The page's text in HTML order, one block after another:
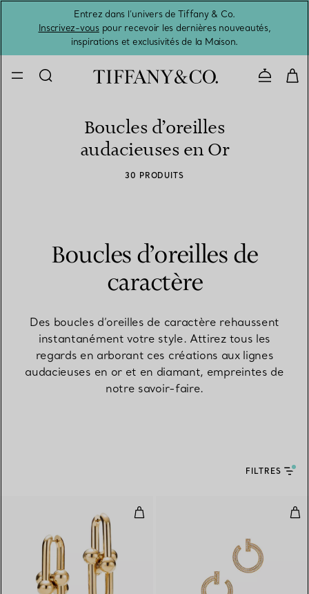
Entrez dans l’univers de Tiffany & Co.
Inscrivez-vouspour recevoir les dernières nouveautés,
inspirations et exclusivités de la Maison.
Boucles d’oreilles
audacieuses en Or
30 PRODUITS
Boucles d’oreilles de
caractère
Des boucles d’oreilles de caractère rehaussent
instantanément votre style. Attirez tous les
regards en arborant ces créations aux lignes
audacieuses en or et en diamant, empreintes de
notre savoir-faire.
FILTRES
Boucles d’oreilles à maillons